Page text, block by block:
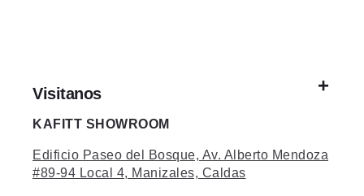
Visitanos
KAFITT SHOWROOM
Edificio Paseo del Bosque, Av. Alberto Mendoza
#89-94 Local 4, Manizales, Caldas